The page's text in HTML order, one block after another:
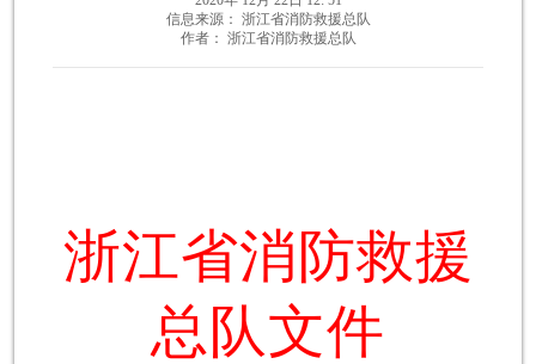
信息来源： 浙江省消防救援总队
作者： 浙江省消防救援总队
浙江省消防救援
总队文件